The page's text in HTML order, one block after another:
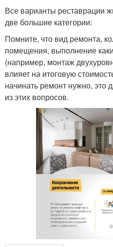
Все варианты реставрации
две большие категории:
Помните, что вид ремонта,
помещения, выполнение
(например, монтаж
влияет на итоговую
начинать ремонт нужно, это
из этих вопросов.